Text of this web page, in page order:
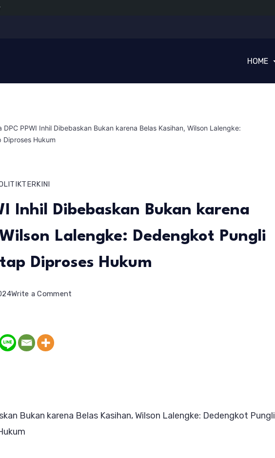
HOME
DPC PPWI Inhil Dibebaskan Bukan karena Belas Kasihan, Wilson Lalengke:
Diproses Hukum
TERKINI
Inhil Dibebaskan Bukan karena
Lalengke: Dedengkot Pungli
Diproses Hukum
Write a Comment
Bukan karena Belas Kasihan, Wilson Lalengke: Dedengkot Pungli